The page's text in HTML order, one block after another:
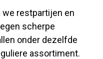
we restpartijen en
scherpe
onder dezelfde
assortiment.